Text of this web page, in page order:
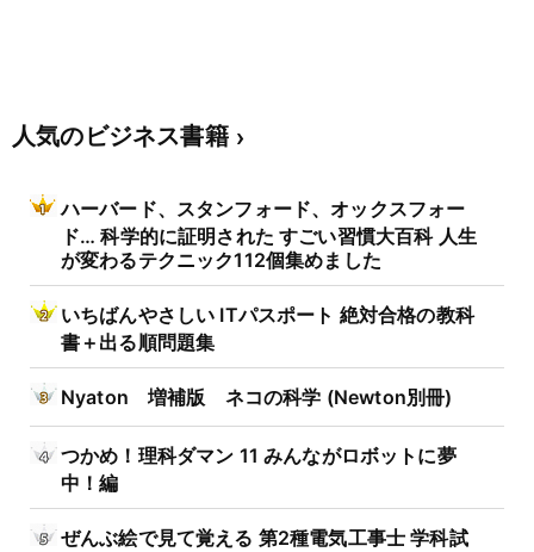
人気のビジネス書籍
ハーバード、スタンフォード、オックスフォー
ド… 科学的に証明された すごい習慣大百科 人生
が変わるテクニック112個集めました
いちばんやさしい ITパスポート 絶対合格の教科
書＋出る順問題集
Nyaton 増補版 ネコの科学 (Newton別冊)
つかめ！理科ダマン 11 みんながロボットに夢
中！編
ぜんぶ絵で見て覚える 第2種電気工事士 学科試